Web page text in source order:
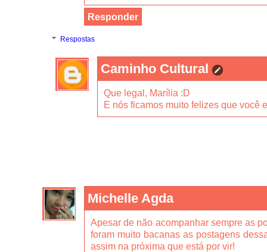
Responder
Respostas
Caminho Cultural
Que legal, Marília :D
E nós ficamos muito felizes que você
Michelle Agda
Apesar de não acompanhar sempre as
foram muito bacanas as postagens
assim na próxima que está por vir!